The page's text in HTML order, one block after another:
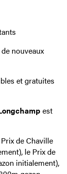
nouveaux
et gratuites
est
de Chaville
le Prix de
initialement),